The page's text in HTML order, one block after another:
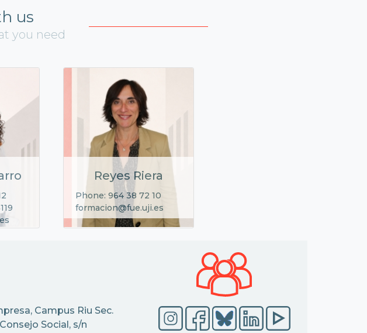
us
you need
Reyes Riera
Phone: 964 38 72 10
formacion@fue.uji.es
Campus Riu Sec.
Social, s/n